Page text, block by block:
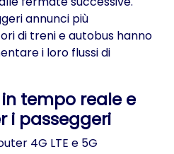
annunci più
di treni e autobus hanno
i loro flussi di
tempo reale e
i passeggeri
4G LTE e 5G